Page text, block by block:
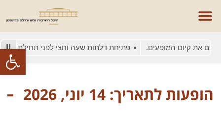
פתח את קיום המופעים. פתיחת דלתות שעה וחצי לפני תחילת
הופעות לתאריך: 14 יוני, 2026